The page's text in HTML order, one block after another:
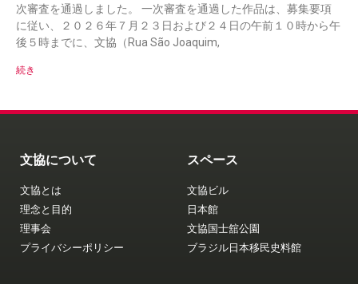
次審査を通過しました。 一次審査を通過した作品は、募集要項
に従い、２０２６年７月２３日および２４日の午前１０時から午
後５時までに、文協（Rua São Joaquim,
続き
文協について
文協とは
理念と目的
理事会
プライバシーポリシー
スペース
文協ビル
日本館
文協国士舘公園
ブラジル日本移民史料館